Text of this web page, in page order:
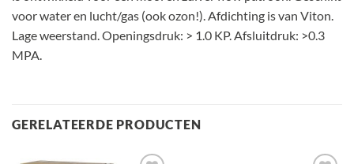
voor water en lucht/gas (ook ozon!). Afdichting is van Viton.
Lage weerstand. Openingsdruk: > 1.0 KP. Afsluitdruk: >0.3
MPA.
GERELATEERDE PRODUCTEN